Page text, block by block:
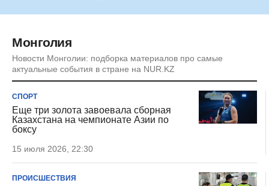
Монголия
Новости Монголии: подборка материалов про самые
актуальные события в стране на NUR.KZ
СПОРТ
Еще три золота завоевала сборная
Казахстана на чемпионате Азии по
боксу
15 июля 2026, 22:30
ПРОИСШЕСТВИЯ